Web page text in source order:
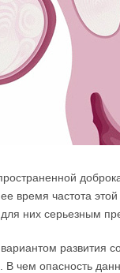
время частота
них серьезным
развития
чем опасность